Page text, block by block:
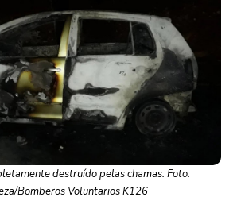
destruído pelas chamas. Foto:
Bomberos Voluntarios K126